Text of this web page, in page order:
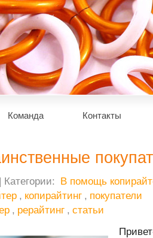
Команда Контакты
В помощь
, копирайтинг , покупатели
, рерайтинг , статьи